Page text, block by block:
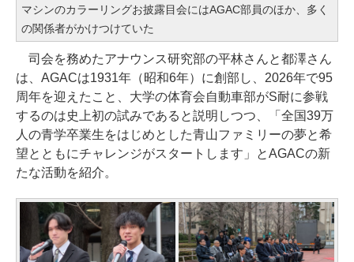
マシンのカラーリングお披露目会にはAGAC部員のほか、多く
の関係者がかけつけていた
司会を務めたアナウンス研究部の平林さんと都澤さん
は、AGACは1931年（昭和6年）に創部し、2026年で95
周年を迎えたこと、大学の体育会自動車部がS耐に参戦
するのは史上初の試みであると説明しつつ、「全国39万
人の青学卒業生をはじめとした青山ファミリーの夢と希
望とともにチャレンジがスタートします」とAGACの新
たな活動を紹介。